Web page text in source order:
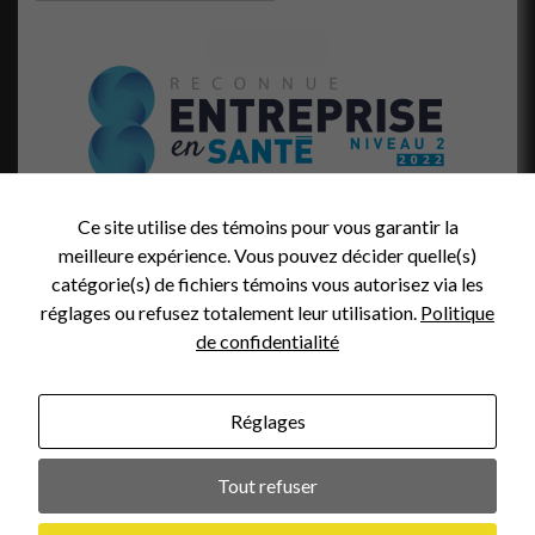
Ce site utilise des témoins pour vous garantir la
meilleure expérience. Vous pouvez décider quelle(s)
catégorie(s) de fichiers témoins vous autorisez via les
réglages ou refusez totalement leur utilisation. Politique
de confidentialité
Réglages
Tout refuser
voir du
contenu et
des offres
personnalisés.